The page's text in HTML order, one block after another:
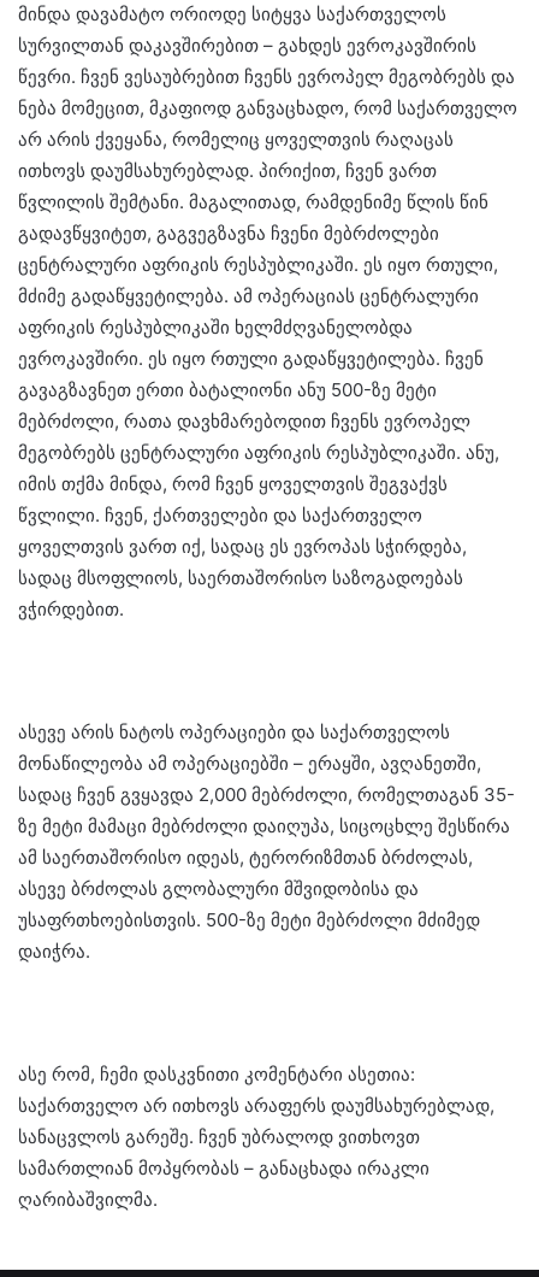
მინდა დავამატო ორიოდე სიტყვა საქართველოს
სურვილთან დაკავშირებით – გახდეს ევროკავშირის
წევრი. ჩვენ ვესაუბრებით ჩვენს ევროპელ მეგობრებს და
ნება მომეცით, მკაფიოდ განვაცხადო, რომ საქართველო
არ არის ქვეყანა, რომელიც ყოველთვის რაღაცას
ითხოვს დაუმსახურებლად. პირიქით, ჩვენ ვართ
წვლილის შემტანი. მაგალითად, რამდენიმე წლის წინ
გადავწყვიტეთ, გაგვეგზავნა ჩვენი მებრძოლები
ცენტრალური აფრიკის რესპუბლიკაში. ეს იყო რთული,
მძიმე გადაწყვეტილება. ამ ოპერაციას ცენტრალური
აფრიკის რესპუბლიკაში ხელმძღვანელობდა
ევროკავშირი. ეს იყო რთული გადაწყვეტილება. ჩვენ
გავაგზავნეთ ერთი ბატალიონი ანუ 500-ზე მეტი
მებრძოლი, რათა დავხმარებოდით ჩვენს ევროპელ
მეგობრებს ცენტრალური აფრიკის რესპუბლიკაში. ანუ,
იმის თქმა მინდა, რომ ჩვენ ყოველთვის შეგვაქვს
წვლილი. ჩვენ, ქართველები და საქართველო
ყოველთვის ვართ იქ, სადაც ეს ევროპას სჭირდება,
სადაც მსოფლიოს, საერთაშორისო საზოგადოებას
ვჭირდებით.
ასევე არის ნატოს ოპერაციები და საქართველოს
მონაწილეობა ამ ოპერაციებში – ერაყში, ავღანეთში,
სადაც ჩვენ გვყავდა 2,000 მებრძოლი, რომელთაგან 35-
ზე მეტი მამაცი მებრძოლი დაიღუპა, სიცოცხლე შესწირა
ამ საერთაშორისო იდეას, ტერორიზმთან ბრძოლას,
ასევე ბრძოლას გლობალური მშვიდობისა და
უსაფრთხოებისთვის. 500-ზე მეტი მებრძოლი მძიმედ
დაიჭრა.
ასე რომ, ჩემი დასკვნითი კომენტარი ასეთია:
საქართველო არ ითხოვს არაფერს დაუმსახურებლად,
სანაცვლოს გარეშე. ჩვენ უბრალოდ ვითხოვთ
სამართლიან მოპყრობას – განაცხადა ირაკლი
ღარიბაშვილმა.